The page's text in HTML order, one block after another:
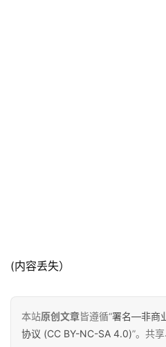
(内容丢失）
本站原创文章皆遵循“署名—非商
协议 (CC BY-NC-SA 4.0)”。共